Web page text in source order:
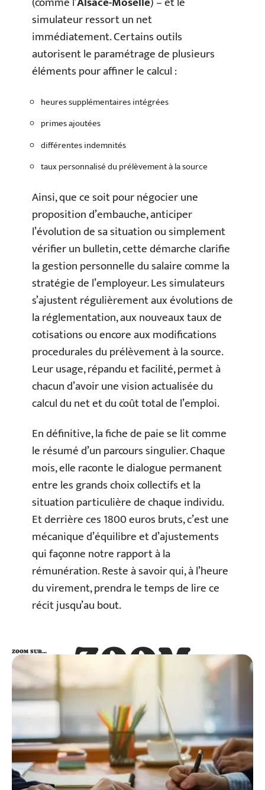
simulateur ressort un net
immédiatement. Certains outils
autorisent le paramétrage de plusieurs
éléments pour affiner le calcul :
heures supplémentaires intégrées
primes ajoutées
différentes indemnités
taux personnalisé du prélèvement à la source
Ainsi, que ce soit pour négocier une
proposition d’embauche, anticiper
l’évolution de sa situation ou simplement
vérifier un bulletin, cette démarche clarifie
la gestion personnelle du salaire comme la
stratégie de l’employeur. Les simulateurs
s’ajustent régulièrement aux évolutions de
la réglementation, aux nouveaux taux de
cotisations ou encore aux modifications
procedurales du prélèvement à la source.
Leur usage, répandu et facilité, permet à
chacun d’avoir une vision actualisée du
calcul du net et du coût total de l’emploi.
En définitive, la fiche de paie se lit comme
le résumé d’un parcours singulier. Chaque
mois, elle raconte le dialogue permanent
entre les grands choix collectifs et la
situation particulière de chaque individu.
Et derrière ces 1800 euros bruts, c’est une
mécanique d’équilibre et d’ajustements
qui façonne notre rapport à la
rémunération. Reste à savoir qui, à l’heure
du virement, prendra le temps de lire ce
récit jusqu’au bout.
ZOOM
SUR…
ZOOM SUR…